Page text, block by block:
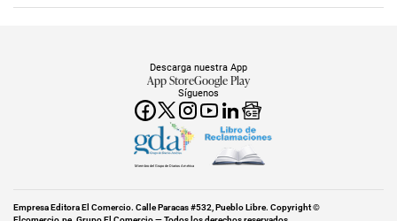
Síguenos
Descarga nuestra App
App StoreGoogle Play
Miembro del Grupo de Diarios América
Empresa Editora El Comercio. Calle Paracas #532, Pueblo Libre. Copyright ©